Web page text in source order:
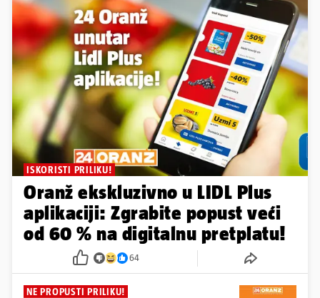
ISKORISTI PRILIKU!
Oranž ekskluzivno u LIDL Plus
aplikaciji: Zgrabite popust veći
od 60 % na digitalnu pretplatu!
64
NE PROPUSTI PRILIKU!